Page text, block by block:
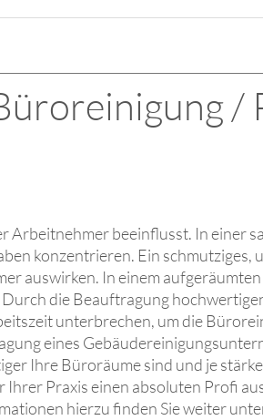
/
beeinflusst. In einer
konzentrieren. Ein
auswirken. In einem
die Beauftragung
unterbrechen, um die
eines
Ihre Büroräume sind und je
Praxis einen absoluten Profi
hierzu finden Sie weiter